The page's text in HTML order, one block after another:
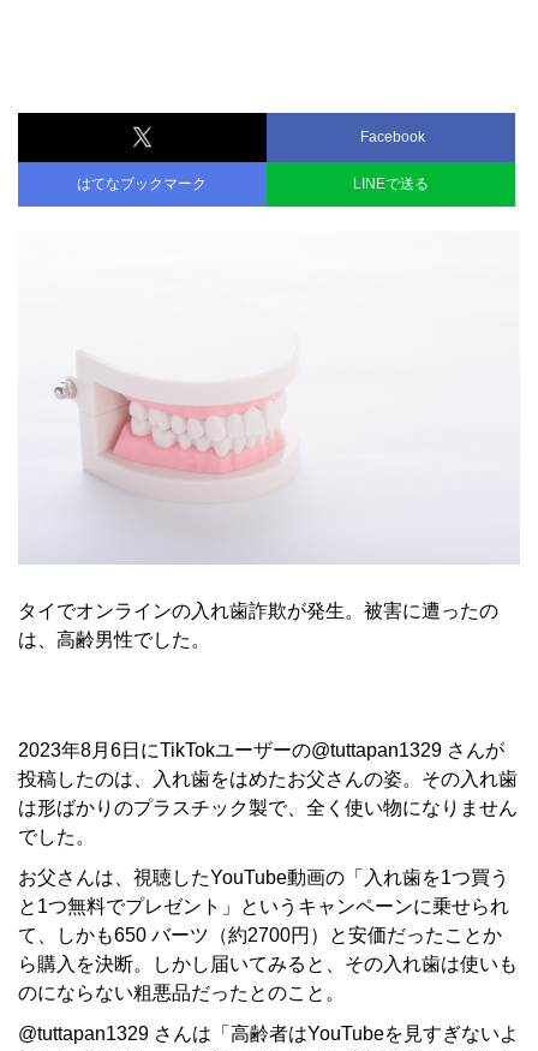
Facebook
はてなブックマーク LINEで送る
タイでオンラインの入れ歯詐欺が発生。被害に遭ったの
は、高齢男性でした。
2023年8月6日にTikTokユーザーの@tuttapan1329 さんが
投稿したのは、入れ歯をはめたお父さんの姿。その入れ歯
は形ばかりのプラスチック製で、全く使い物になりません
でした。
お父さんは、視聴したYouTube動画の「入れ歯を1つ買う
と1つ無料でプレゼント」というキャンペーンに乗せられ
て、しかも650 バーツ（約2700円）と安価だったことか
ら購入を決断。しかし届いてみると、その入れ歯は使いも
のにならない粗悪品だったとのこと。
@tuttapan1329 さんは「高齢者はYouTubeを見すぎないよ